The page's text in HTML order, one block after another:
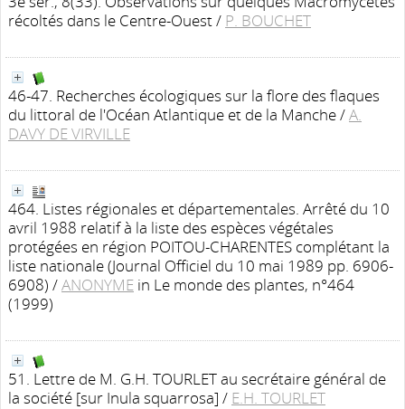
récoltés dans le Centre-Ouest/ P. BOUCHET
46-47. Recherches écologiques sur la flore des flaques
du littoral de l'Océan Atlantique et de la Manche/A.
DAVY DE VIRVILLE
464. Listes régionales et départementales. Arrêté du 10
avril 1988 relatif à la liste des espèces végétales
protégées en région POITOU-CHARENTES complétant la
liste nationale (Journal Officiel du 10 mai 1989 pp. 6906-
6908) /ANONYME in Le monde des plantes, n°464
(1999)
51. Lettre de M. G.H. TOURLET au secrétaire général de
la société [sur Inula squarrosa] / E.H. TOURLET